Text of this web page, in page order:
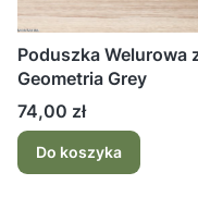
Poduszka Welurowa
Geometria Grey
Cena
74,00 zł
Do koszyka